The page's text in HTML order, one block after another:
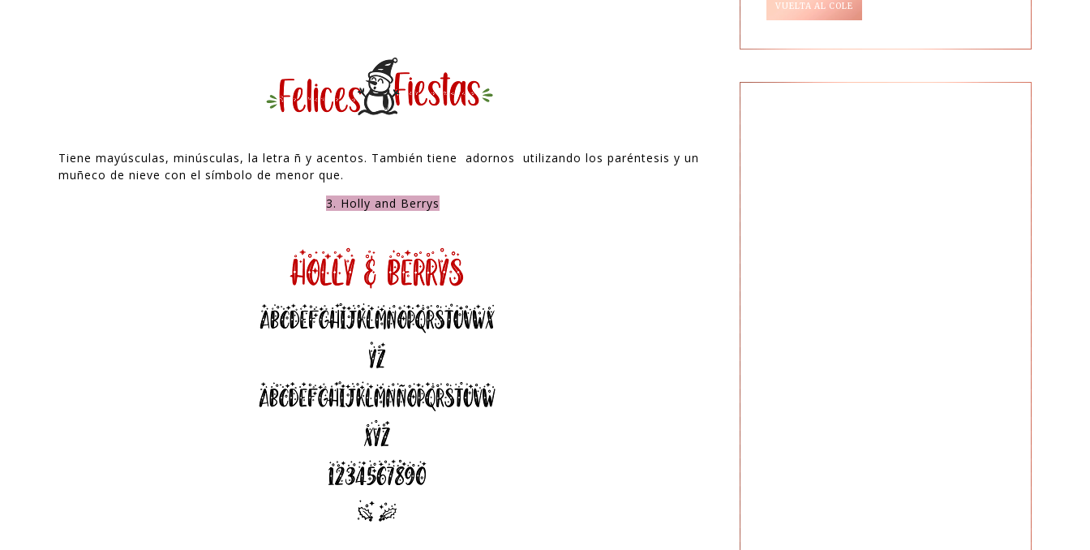
Tiene mayúsculas, minúsculas, la letra ñ y acentos. También tiene adornos utilizando los paréntesis y un
muñeco de nieve con el símbolo de menor que.
3. Holly and Berrys
VUELTA AL COLE